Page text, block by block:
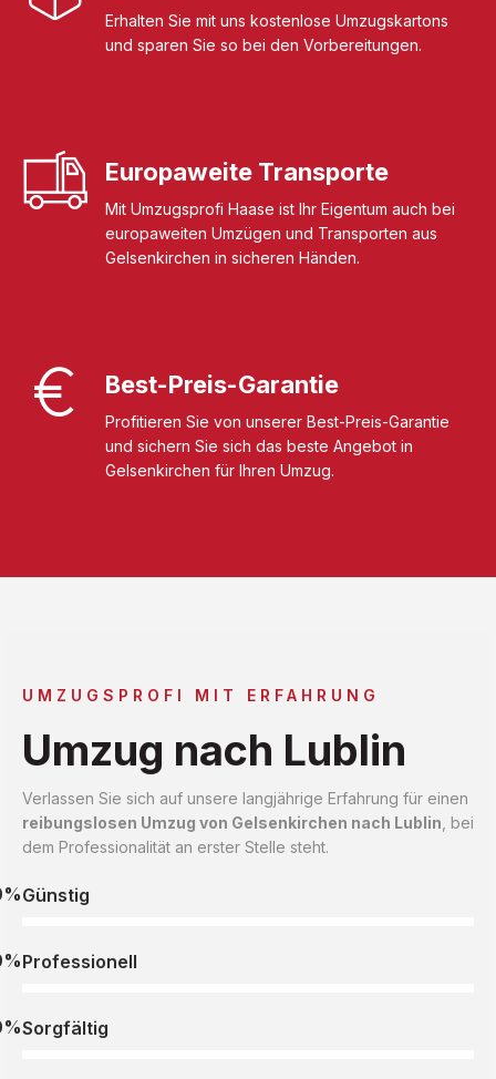
Erhalten Sie mit uns kostenlose Umzugskartons
und sparen Sie so bei den Vorbereitungen.
Europaweite Transporte
Mit Umzugsprofi Haase ist Ihr Eigentum auch bei
europaweiten Umzügen und Transporten aus
Gelsenkirchen in sicheren Händen.
Best-Preis-Garantie
Profitieren Sie von unserer Best-Preis-Garantie
und sichern Sie sich das beste Angebot in
Gelsenkirchen für Ihren Umzug.
UMZUGSPROFI MIT ERFAHRUNG
Umzug nach Lublin
Verlassen Sie sich auf unsere langjährige Erfahrung für einen
reibungslosen Umzug von Gelsenkirchen nach Lublin , bei
dem Professionalität an erster Stelle steht.
Günstig
Professionell
Sorgfältig